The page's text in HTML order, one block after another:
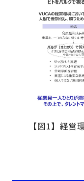
【図1】経営